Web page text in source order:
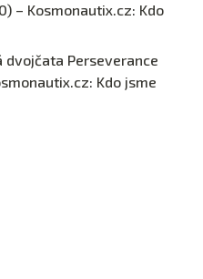
– Kosmonautix.cz: Kdo
dvojčata Perseverance
: Kdo jsme